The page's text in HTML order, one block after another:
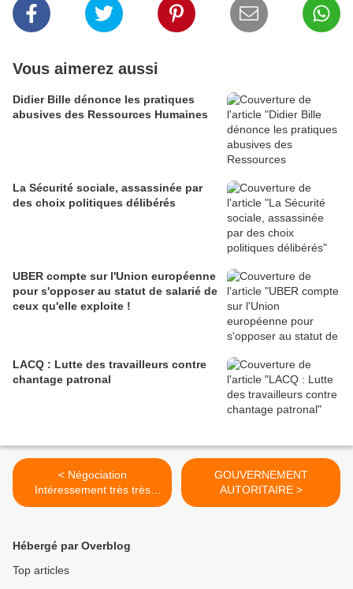
Vous aimerez aussi
Didier Bille dénonce les pratiques
abusives des Ressources Humaines
La Sécurité sociale, assassinée par
des choix politiques délibérés
UBER compte sur l'Union européenne
pour s'opposer au statut de salarié de
ceux qu'elle exploite !
LACQ : Lutte des travailleurs contre
chantage patronal
< Négociation
Intéressement très très
difficile
GOUVERNEMENT
AUTORITAIRE >
Hébergé par Overblog
Top articles